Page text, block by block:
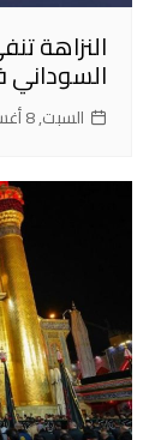
النزاهة
السوداني
السبت, 8 أغسطس 2026, 19:04